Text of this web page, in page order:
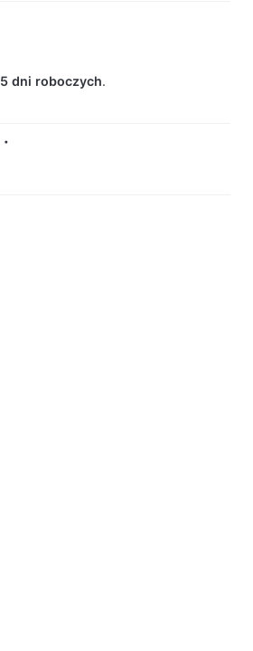
5 dni roboczych.